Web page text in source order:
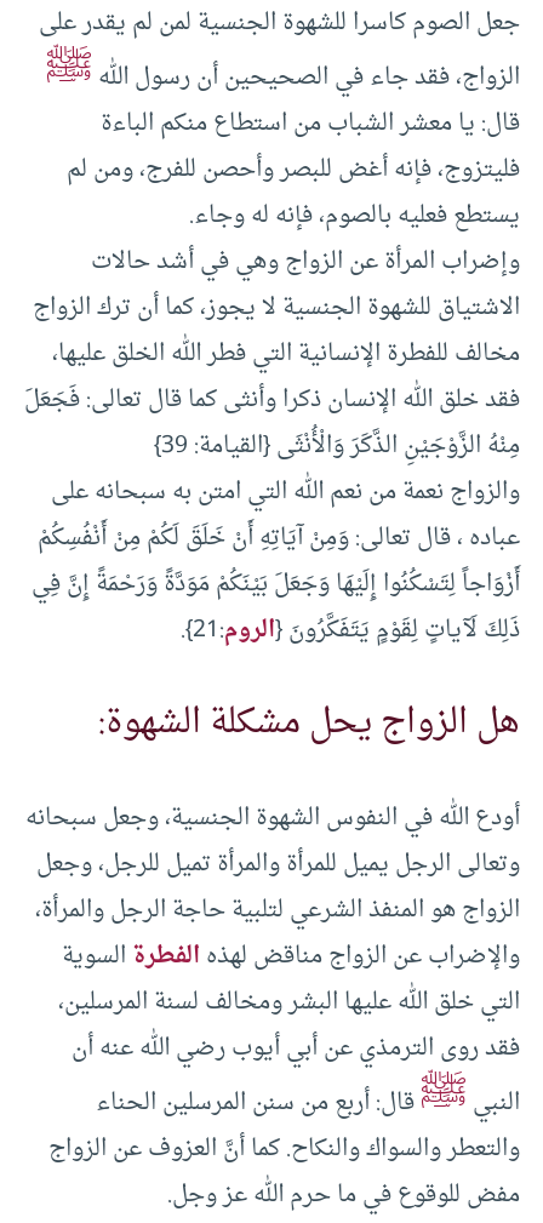
جعل الصوم كاسرا للشهوة الجنسية لمن لم يقدر على
الزواج، فقد جاء في الصحيحين أن رسول اللهﷺ
قال: يا معشر الشباب من استطاع منكم الباءة
فليتزوج، فإنه أغض للبصر وأحصن للفرج، ومن لم
يستطع فعليه بالصوم، فإنه له وجاء.
وإضراب المرأة عن الزواج وهي في أشد حالات
الاشتياق للشهوة الجنسية لا يجوز، كما أن ترك الزواج
مخالف للفطرة الإنسانية التي فطر الله الخلق عليها،
فقد خلق الله الإنسان ذكرا وأنثى كما قال تعالى: فَجَعَلَ
مِنْهُ الزَّوْجَيْنِ الذَّكَرَ وَالْأُنْثَى {القيامة: 39}
والزواج نعمة من نعم الله التي امتن به سبحانه على
عباده ، قال تعالى: وَمِنْ آيَاتِهِ أَنْ خَلَقَ لَكُمْ مِنْ أَنْفُسِكُمْ
أَزْوَاجاً لِتَسْكُنُوا إِلَيْهَا وَجَعَلَ بَيْنَكُمْ مَوَدَّةً وَرَحْمَةً إِنَّ فِي
ذَلِكَ لَآياتٍ لِقَوْمٍ يَتَفَكَّرُونَ {الروم:21}.
هل الزواج يحل مشكلة الشهوة:
أودع الله في النفوس الشهوة الجنسية، وجعل سبحانه
وتعالى الرجل يميل للمرأة والمرأة تميل للرجل، وجعل
الزواج هو المنفذ الشرعي لتلبية حاجة الرجل والمرأة،
والإضراب عن الزواج مناقض لهذهالفطرةالسوية
التي خلق الله عليها البشر ومخالف لسنة المرسلين،
فقد روى الترمذي عن أبي أيوب رضي الله عنه أن
النبيﷺقال: أربع من سنن المرسلين الحناء
والتعطر والسواك والنكاح. كما أنَّ العزوف عن الزواج
مفض للوقوع في ما حرم الله عز وجل.